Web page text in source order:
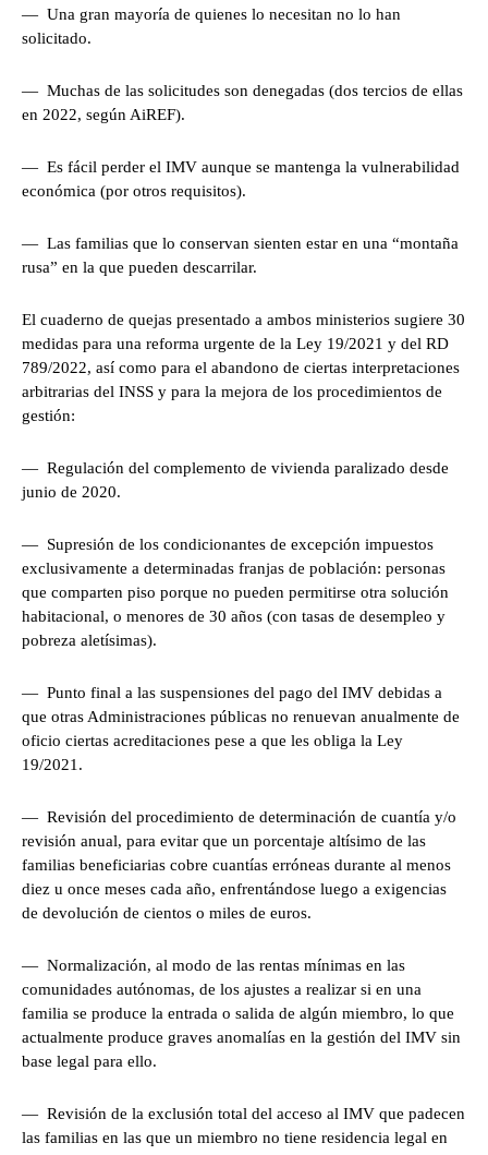
— Una gran mayoría de quienes lo necesitan no lo han
solicitado.
— Muchas de las solicitudes son denegadas (dos tercios de ellas
en 2022, según AiREF).
— Es fácil perder el IMV aunque se mantenga la vulnerabilidad
económica (por otros requisitos).
— Las familias que lo conservan sienten estar en una “montaña
rusa” en la que pueden descarrilar.
El cuaderno de quejas presentado a ambos ministerios sugiere 30
medidas para una reforma urgente de la Ley 19/2021 y del RD
789/2022, así como para el abandono de ciertas interpretaciones
arbitrarias del INSS y para la mejora de los procedimientos de
gestión:
— Regulación del complemento de vivienda paralizado desde
junio de 2020.
— Supresión de los condicionantes de excepción impuestos
exclusivamente a determinadas franjas de población: personas
que comparten piso porque no pueden permitirse otra solución
habitacional, o menores de 30 años (con tasas de desempleo y
pobreza aletísimas).
— Punto final a las suspensiones del pago del IMV debidas a
que otras Administraciones públicas no renuevan anualmente de
oficio ciertas acreditaciones pese a que les obliga la Ley
19/2021.
— Revisión del procedimiento de determinación de cuantía y/o
revisión anual, para evitar que un porcentaje altísimo de las
familias beneficiarias cobre cuantías erróneas durante al menos
diez u once meses cada año, enfrentándose luego a exigencias
de devolución de cientos o miles de euros.
— Normalización, al modo de las rentas mínimas en las
comunidades autónomas, de los ajustes a realizar si en una
familia se produce la entrada o salida de algún miembro, lo que
actualmente produce graves anomalías en la gestión del IMV sin
base legal para ello.
— Revisión de la exclusión total del acceso al IMV que padecen
las familias en las que un miembro no tiene residencia legal en